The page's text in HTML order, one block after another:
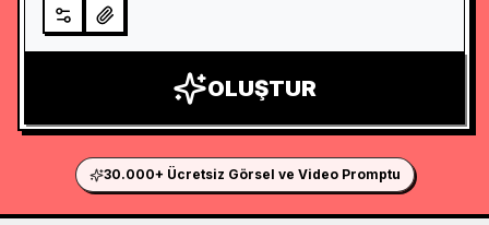
OLUŞTUR
30.000+ Ücretsiz Görsel ve Video Promptu